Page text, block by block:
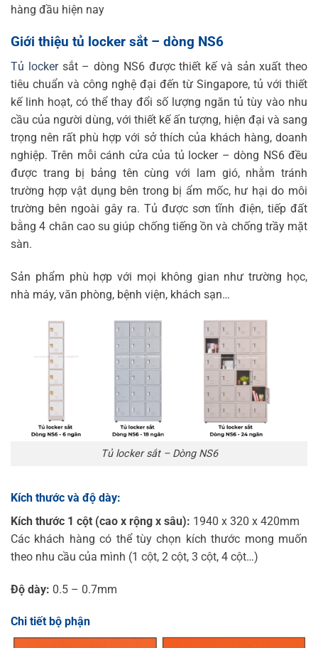
hàng đầu hiện nay
Giới thiệu tủ locker sắt – dòng NS6
Tủ lockersắt – dòng NS6 được thiết kế và sản xuất theo
tiêu chuẩn và công nghệ đại đến từ Singapore, tủ với thiết
kế linh hoạt, có thể thay đổi số lượng ngăn tủ tùy vào nhu
cầu của người dùng, với thiết kế ấn tượng, hiện đại và sang
trọng nên rất phù hợp với sở thích của khách hàng, doanh
nghiệp. Trên mỗi cánh cửa của tủ locker – dòng NS6 đều
được trang bị bảng tên cùng với lam gió, nhằm tránh
trường hợp vật dụng bên trong bị ẩm mốc, hư hại do môi
trường bên ngoài gây ra. Tủ được sơn tĩnh điện, tiếp đất
bằng 4 chân cao su giúp chống tiếng ồn và chống trầy mặt
sàn.
Sản phẩm phù hợp với mọi không gian như trường học,
nhà máy, văn phòng, bệnh viện, khách sạn…
Tủ locker sắt – Dòng NS6
Kích thước và độ dày:
Kích thước 1 cột (cao x rộng x sâu): 1940 x 320 x 420mm
Các khách hàng có thể tùy chọn kích thước mong muốn
theo nhu cầu của mình (1 cột, 2 cột, 3 cột, 4 cột…)
Độ dày: 0.5 – 0.7mm
Chi tiết bộ phận